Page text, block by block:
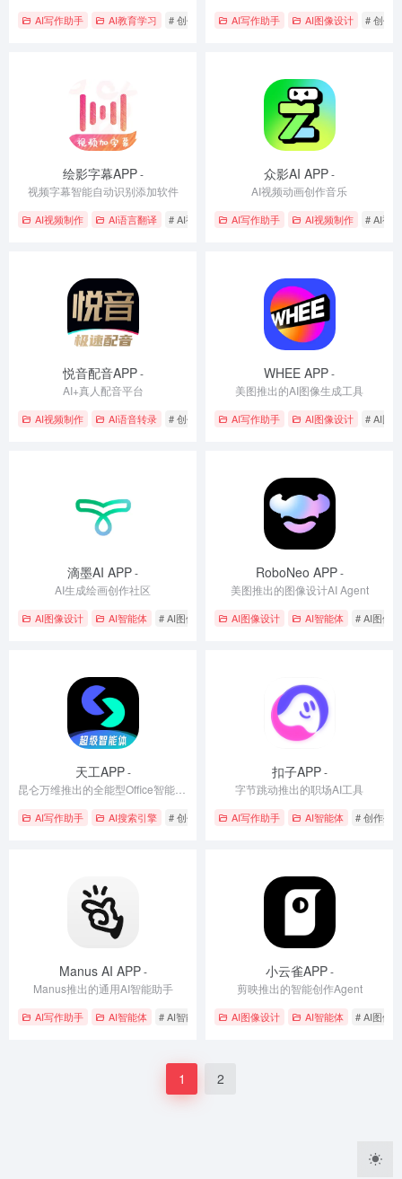
AI写作助手 AI教育学习 # 创作生成 # 创意写作与图像生成 # 智能助手
AI写作助手 AI图像设计 # 创作
绘影字幕APP-
视频字幕智能自动识别添加软件
AI视频制作 AI语言翻译 # AI视频生成 # 创作生成 # 视频编辑
众影AI APP-
AI视频动画创作音乐
AI写作助手 AI视频制作 # AI视
悦音配音APP-
AI+真人配音平台
AI视频制作 AI语音转录 # 创作生成 # 文字转语音 # 语音转文字
WHEE APP-
美图推出的AI图像生成工具
AI写作助手 AI图像设计 # AI图
滴墨AI APP-
AI生成绘画创作社区
AI图像设计 AI智能体 # AI图像生成 # AI社交应用 # 创作生成
RoboNeo APP-
美图推出的图像设计AI Agent
AI图像设计 AI智能体 # AI图像
天工APP-
AI写作助手 AI搜索引擎 # 创作生成 # 多模态交互 # 智能助手
扣子APP-
字节跳动推出的职场AI工具
AI写作助手 AI智能体 # 创作生成
Manus AI APP-
Manus推出的通用AI智能助手
AI写作助手 AI智能体 # AI智能助手 # 创作生成 # 多平台支持
小云雀APP-
剪映推出的智能创作Agent
AI图像设计 AI智能体 # AI图像
1 2